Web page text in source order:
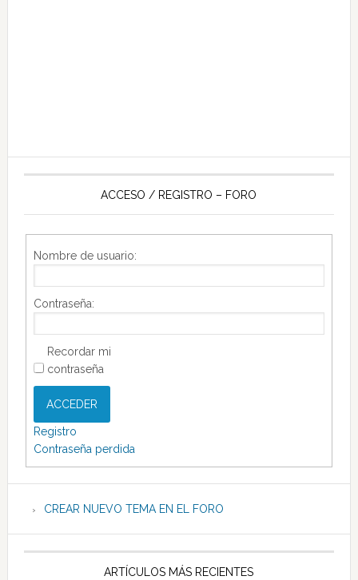
ACCESO / REGISTRO – FORO
Nombre de usuario:
Contraseña:
Recordar mi
contraseña
ACCEDER
Registro
Contraseña perdida
CREAR NUEVO TEMA EN EL FORO
ARTÍCULOS MÁS RECIENTES